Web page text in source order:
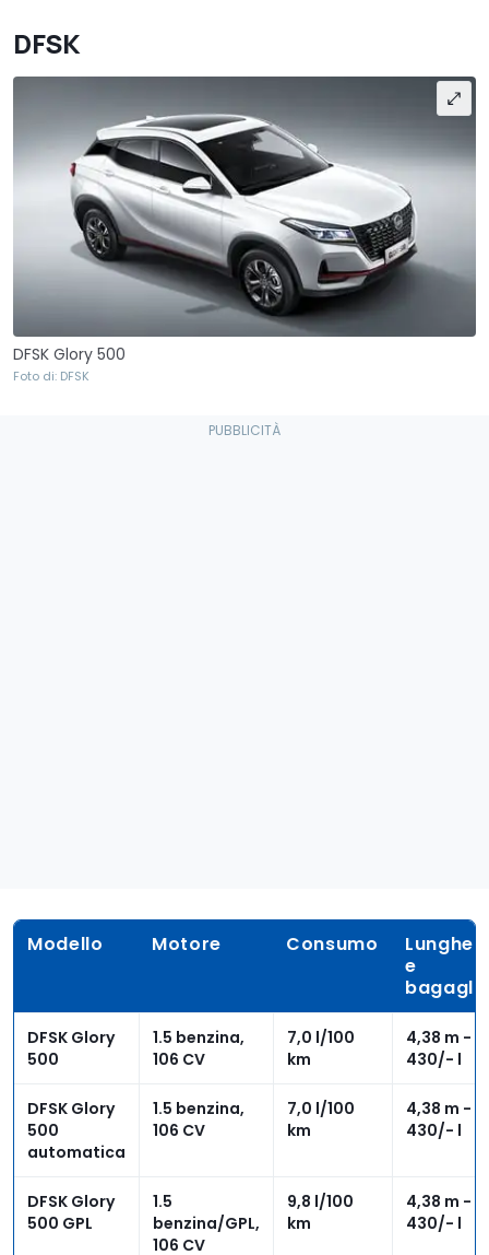
DFSK
DFSK Glory 500
Foto di: DFSK
Modello Motore Consumo
e
DFSK Glory
500
1.5 benzina,
106 CV
7,0 l/100
km
4,38 m -
430/- l
DFSK Glory
500
automatica
1.5 benzina,
106 CV
7,0 l/100
km
4,38 m -
430/- l
DFSK Glory
500 GPL
1.5
benzina/GPL,
106 CV
9,8 l/100
km
4,38 m -
430/- l